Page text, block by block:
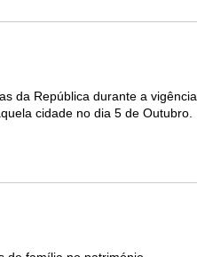
da República durante a vigência
cidade no dia 5 de Outubro.